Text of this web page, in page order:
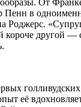
Пенн в
Роджерс.
другой
вдохновляет